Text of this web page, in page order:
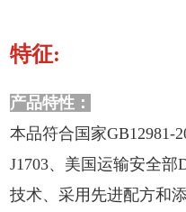
特征:
产品特性：
本品符合国家GB12981-
J1703、美国运输安全
技术、采用先进配方和